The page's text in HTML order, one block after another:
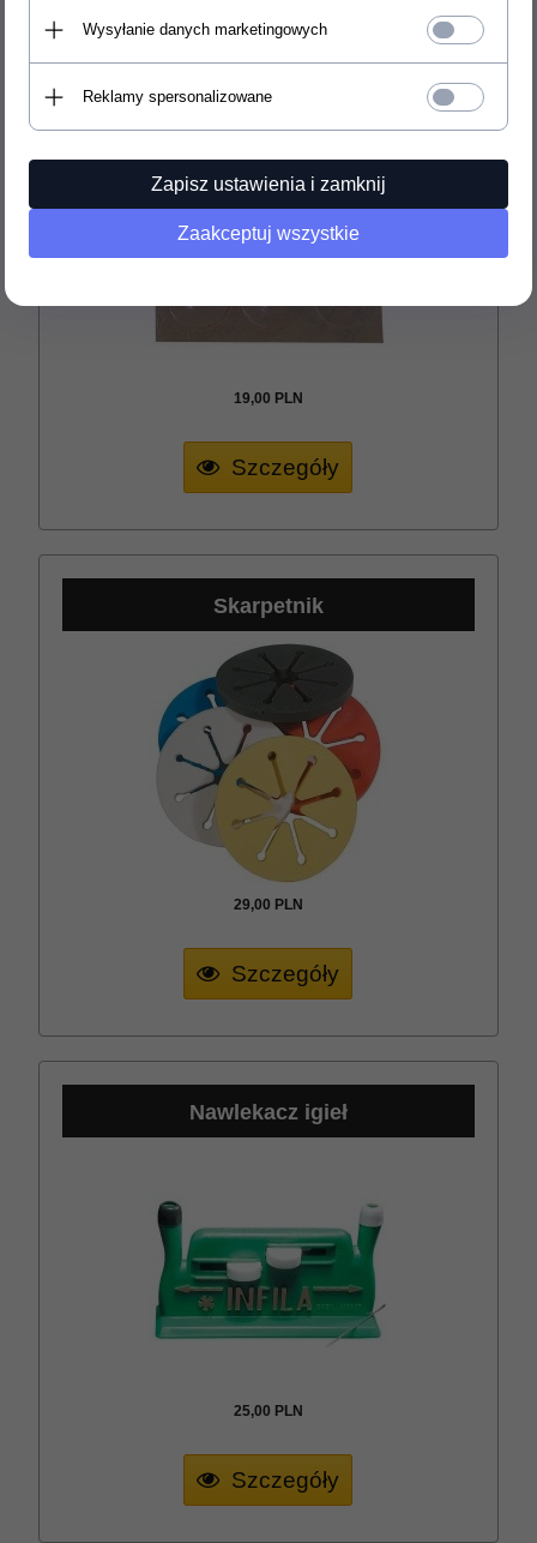
LocDots
19,00 PLN
Szczegóły
Skarpetnik
29,00 PLN
Szczegóły
Nawlekacz igieł
25,00 PLN
Szczegóły
Wysyłanie danych marketingowych
Reklamy spersonalizowane
Zapisz ustawienia i zamknij
Zaakceptuj wszystkie